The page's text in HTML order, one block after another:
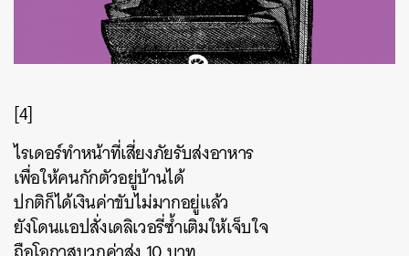
[4]
ไรเดอร์ทำหน้าที่เสี่ยงภัยรับส่งอาหาร
เพื่อให้คนกักตัวอยู่บ้านได้
ปกติก็ได้เงินค่าขับไม่มากอยู่แล้ว
ยังโดนแอปสั่งเดลิเวอรี่ซ้ำเติมให้เจ็บใจ